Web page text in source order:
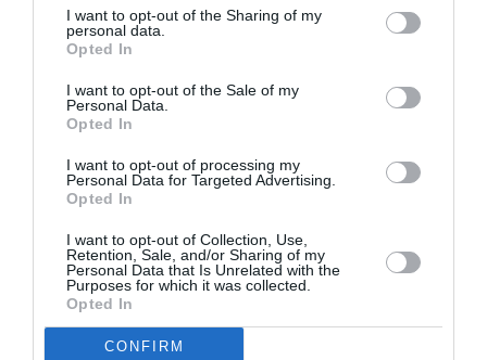
I want to opt-out of the Sharing of my
personal data.
Opted In
I want to opt-out of the Sale of my
Personal Data.
Opted In
I want to opt-out of processing my
Personal Data for Targeted Advertising.
Opted In
I want to opt-out of Collection, Use,
Retention, Sale, and/or Sharing of my
Personal Data that Is Unrelated with the
Purposes for which it was collected.
Opted In
CONFIRM
nişte rafturi pe stânga. Oh, în sfârşit, văd ceva:
vinurile româneşti! Suntem plini de podgorii.
Câteva chifle jerpelite, oferta României la foamea